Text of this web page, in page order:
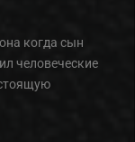
когда сын
человеческие